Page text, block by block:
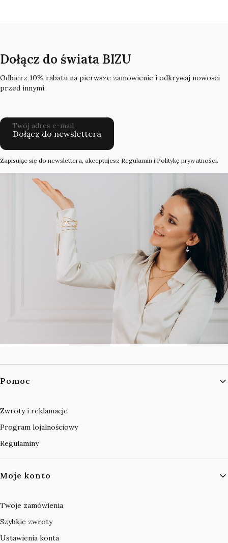
Dołącz do świata BIZU
Odbierz 10% rabatu na pierwsze zamówienie i odkrywaj nowości
przed innymi.
Twój adres e-mail
Dołącz do newslettera
Zapisując się do newslettera, akceptujesz Regulamin i Politykę prywatności.
Linki w stopce
Pomoc
Zwroty i reklamacje
Program lojalnościowy
Regulaminy
Moje konto
Twoje zamówienia
Szybkie zwroty
Ustawienia konta